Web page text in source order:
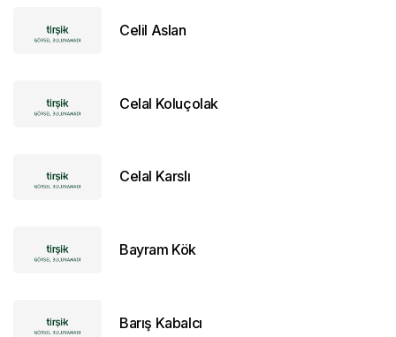
Celil Aslan
Celal Koluçolak
Celal Karslı
Bayram Kök
Barış Kabalcı